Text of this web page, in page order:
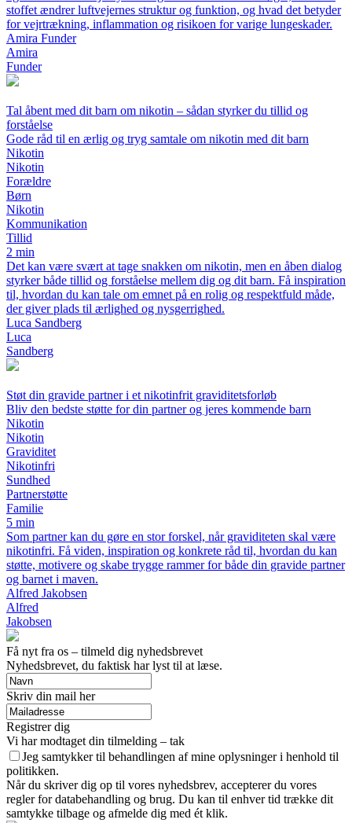
stoffet ændrer luftvejernes struktur og funktion, og hvad det betyder
for vejrtrækning, inflammation og risikoen for varige lungeskader.
Amira Funder
Amira
Funder
Tal åbent med dit barn om nikotin – sådan styrker du tillid og
forståelse
Gode råd til en ærlig og tryg samtale om nikotin med dit barn
Nikotin
Nikotin
Forældre
Børn
Nikotin
Kommunikation
Tillid
2 min
Det kan være svært at tage snakken om nikotin, men en åben dialog
styrker både tillid og forståelse mellem dig og dit barn. Få inspiration
til, hvordan du kan tale om emnet på en rolig og respektfuld måde,
der giver plads til ærlighed og nysgerrighed.
Luca Sandberg
Luca
Sandberg
Støt din gravide partner i et nikotinfrit graviditetsforløb
Bliv den bedste støtte for din partner og jeres kommende barn
Nikotin
Nikotin
Graviditet
Nikotinfri
Sundhed
Partnerstøtte
Familie
5 min
Som partner kan du gøre en stor forskel, når graviditeten skal være
nikotinfri. Få viden, inspiration og konkrete råd til, hvordan du kan
støtte, motivere og skabe trygge rammer for både din gravide partner
og barnet i maven.
Alfred Jakobsen
Alfred
Jakobsen
Få nyt fra os – tilmeld dig nyhedsbrevet
Nyhedsbrevet, du faktisk har lyst til at læse.
Skriv din mail her
Registrer dig
Vi har modtaget din tilmelding – tak
Jeg samtykker til behandlingen af mine oplysninger i henhold til
politikken.
Når du skriver dig op til vores nyhedsbrev, accepterer du vores
regler for databehandling og brug. Du kan til enhver tid trække dit
samtykke tilbage og afmelde dig med ét klik.